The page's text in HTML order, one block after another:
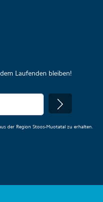
Laufenden bleiben!
der Region Stoos-Muotatal zu erhalten.